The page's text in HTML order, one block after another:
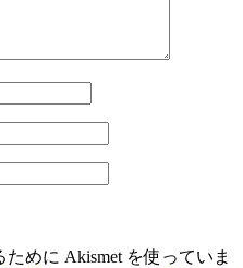
めに Akismet を使っていま